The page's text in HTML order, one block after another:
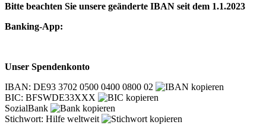
Bitte beachten Sie unsere geänderte IBAN seit dem 1.1.2023
Banking-App:
Unser Spendenkonto
IBAN: DE93 3702 0500 0400 0800 02
BIC: BFSWDE33XXX
SozialBank
Stichwort: Hilfe weltweit